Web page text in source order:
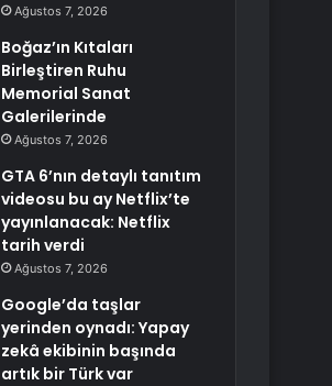
Ağustos 7, 2026
Boğaz’ın Kıtaları
Birleştiren Ruhu
Memorial Sanat
Galerilerinde
Ağustos 7, 2026
GTA 6’nın detaylı tanıtım
videosu bu ay Netflix’te
yayınlanacak: Netflix
tarih verdi
Ağustos 7, 2026
Google’da taşlar
yerinden oynadı: Yapay
zekâ ekibinin başında
artık bir Türk var